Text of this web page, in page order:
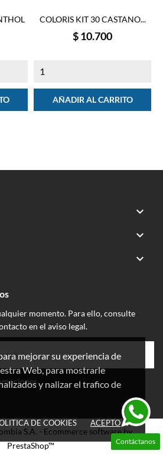
mejorar su experiencia de
Web, para mostrarle
y nalizar el trafico de
DE COOKIES ACEPTO done
COLORIS KIT 30 CASTANO...
Precio
$ 10.700
AÑADIR AL CARRITO



Contáctanos
momento. Para ello, consulte
en el aviso legal.
S.A. - Ecommerce software by
PrestaShop™